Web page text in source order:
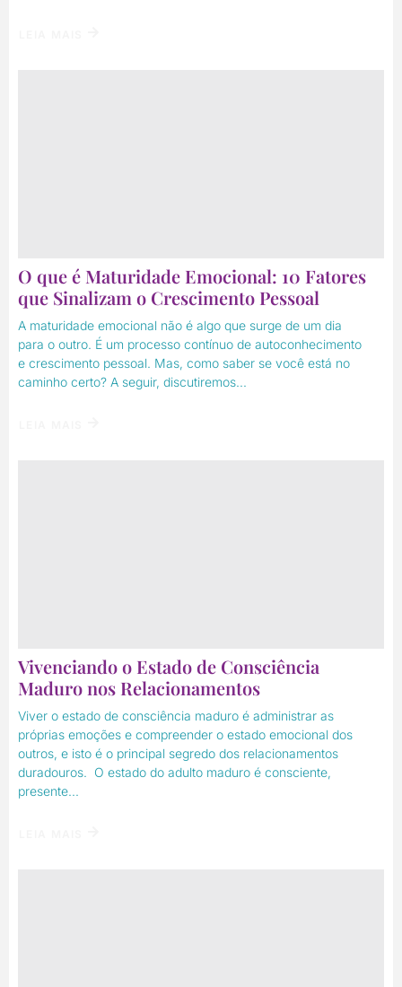
O que é Maturidade Emocional: 10 Fatores
que Sinalizam o Crescimento Pessoal
A maturidade emocional não é algo que surge de um dia
para o outro. É um processo contínuo de autoconhecimento
e crescimento pessoal. Mas, como saber se você está no
caminho certo? A seguir, discutiremos...
Vivenciando o Estado de Consciência
Maduro nos Relacionamentos
Viver o estado de consciência maduro é administrar as
próprias emoções e compreender o estado emocional dos
outros, e isto é o principal segredo dos relacionamentos
duradouros. O estado do adulto maduro é consciente,
presente...